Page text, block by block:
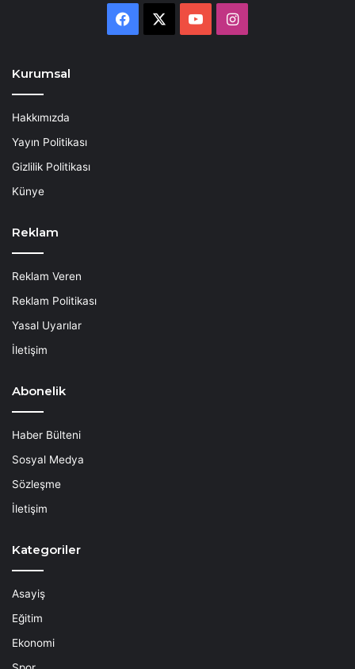
Facebook YouTubeInstagram
Kurumsal
Hakkımızda
Yayın Politikası
Gizlilik Politikası
Künye
Reklam
Reklam Veren
Reklam Politikası
Yasal Uyarılar
İletişim
Abonelik
Haber Bülteni
Sosyal Medya
Sözleşme
İletişim
Kategoriler
Asayiş
Eğitim
Ekonomi